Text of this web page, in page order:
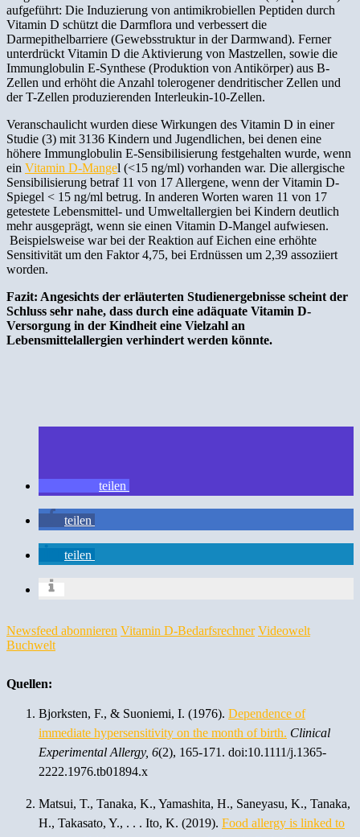
aufgeführt: Die Induzierung von antimikrobiellen Peptiden durch
Vitamin D schützt die Darmflora und verbessert die
Darmepithelbarriere (Gewebsstruktur in der Darmwand). Ferner
unterdrückt Vitamin D die Aktivierung von Mastzellen, sowie die
Immunglobulin E-Synthese (Produktion von Antikörper) aus B-
Zellen und erhöht die Anzahl tolerogener dendritischer Zellen und
der T-Zellen produzierenden Interleukin-10-Zellen.
Veranschaulicht wurden diese Wirkungen des Vitamin D in einer
Studie (3) mit 3136 Kindern und Jugendlichen, bei denen eine
höhere Immunglobulin E-Sensibilisierung festgehalten wurde, wenn
ein Vitamin D-Mangel (<15 ng/ml) vorhanden war. Die allergische
Sensibilisierung betraf 11 von 17 Allergene, wenn der Vitamin D-
Spiegel < 15 ng/ml betrug. In anderen Worten waren 11 von 17
getestete Lebensmittel- und Umweltallergien bei Kindern deutlich
mehr ausgeprägt, wenn sie einen Vitamin D-Mangel aufwiesen.
Beispielsweise war bei der Reaktion auf Eichen eine erhöhte
Sensitivität um den Faktor 4,75, bei Erdnüssen um 2,39 assoziiert
worden.
Fazit: Angesichts der erläuterten Studienergebnisse scheint der
Schluss sehr nahe, dass durch eine adäquate Vitamin D-
Versorgung in der Kindheit eine Vielzahl an
Lebensmittelallergien verhindert werden könnte.
teilen
teilen
teilen
Newsfeed abonnieren Vitamin D-Bedarfsrechner Videowelt
Buchwelt
Quellen:
Bjorksten, F., & Suoniemi, I. (1976). Dependence of
immediate hypersensitivity on the month of birth. Clinical
Experimental Allergy, 6(2), 165-171. doi:10.1111/j.1365-
2222.1976.tb01894.x
Matsui, T., Tanaka, K., Yamashita, H., Saneyasu, K., Tanaka,
H., Takasato, Y., . . . Ito, K. (2019). Food allergy is linked to